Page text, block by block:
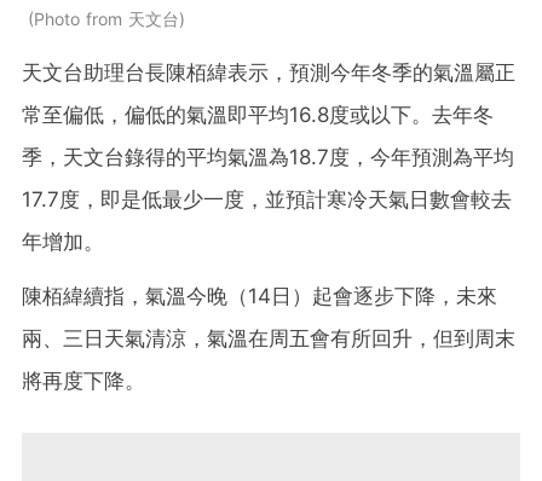
Photo from 天文台
天文台助理台長陳栢緯表示，預測今年冬季的氣溫屬正
常至偏低，偏低的氣溫即平均16.8度或以下。去年冬
季，天文台錄得的平均氣溫為18.7度，今年預測為平均
17.7度，即是低最少一度，並預計寒冷天氣日數會較去
年增加。
陳栢緯續指，氣溫今晚（14日）起會逐步下降，未來
兩、三日天氣清涼，氣溫在周五會有所回升，但到周末
將再度下降。